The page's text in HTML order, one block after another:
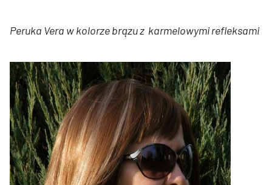
Peruka Vera w kolorze brązu z karmelowymi refleksami